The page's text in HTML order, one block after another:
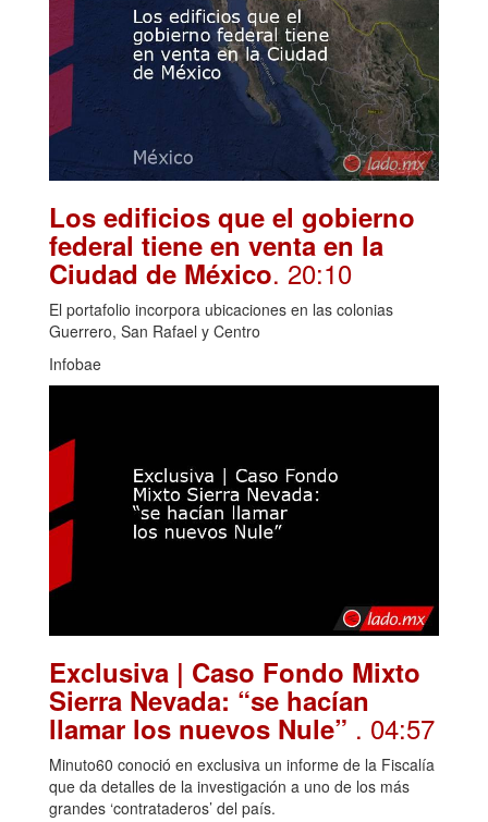
Los edificios que el gobierno
federal tiene en venta en la
Ciudad de México. 20:10
El portafolio incorpora ubicaciones en las colonias
Guerrero, San Rafael y Centro
Infobae
Exclusiva | Caso Fondo Mixto
Sierra Nevada: “se hacían
llamar los nuevos Nule” . 04:57
Minuto60 conoció en exclusiva un informe de la Fiscalía
que da detalles de la investigación a uno de los más
grandes ‘contrataderos’ del país.